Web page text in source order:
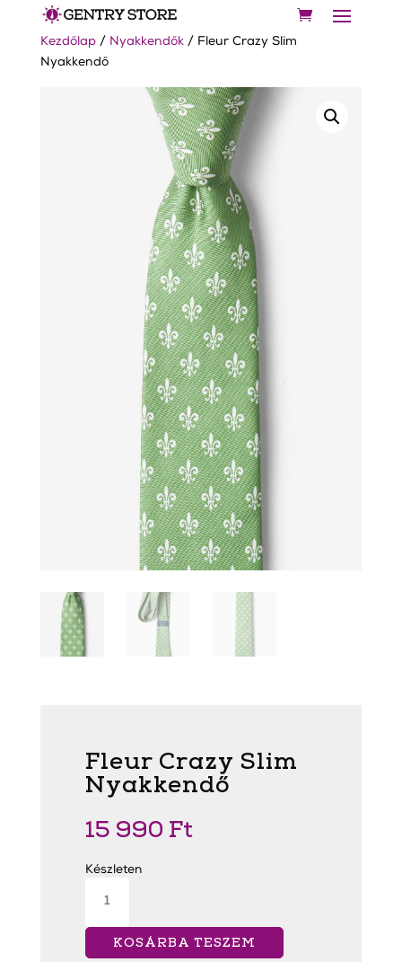
Kezdőlap/ Nyakkendők/ Fleur Crazy Slim
Nyakkendő
Fleur Crazy Slim
Nyakkendő
15 990 Ft
Készleten
Crazy
mennyiség
KOSÁRBA TESZEM